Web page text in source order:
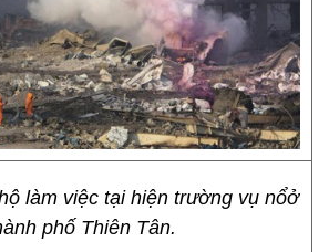
làm việc tại hiện trường vụ nổở
phố Thiên Tân.